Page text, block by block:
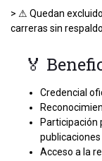
> ⚠ Quedan
carreras sin
🏅
Credencial
Participación
publicaciones
Acceso a la